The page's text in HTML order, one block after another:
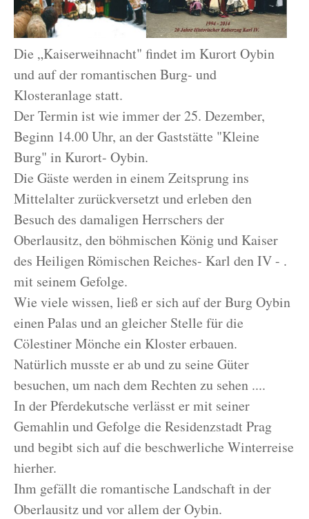
Die „Kaiserweihnacht" findet im Kurort Oybin
und auf der romantischen Burg- und
Klosteranlage statt.
Der Termin ist wie immer der 25. Dezember,
Beginn 14.00 Uhr, an der Gaststätte "Kleine
Burg" in Kurort- Oybin.
Die Gäste werden in einem Zeitsprung ins
Mittelalter zurückversetzt und erleben den
Besuch des damaligen Herrschers der
Oberlausitz, den böhmischen König und Kaiser
des Heiligen Römischen Reiches- Karl den IV - .
mit seinem Gefolge.
Wie viele wissen, ließ er sich auf der Burg Oybin
einen Palas und an gleicher Stelle für die
Cölestiner Mönche ein Kloster erbauen.
Natürlich musste er ab und zu seine Güter
besuchen, um nach dem Rechten zu sehen ....
In der Pferdekutsche verlässt er mit seiner
Gemahlin und Gefolge die Residenzstadt Prag
und begibt sich auf die beschwerliche Winterreise
hierher.
Ihm gefällt die romantische Landschaft in der
Oberlausitz und vor allem der Oybin.